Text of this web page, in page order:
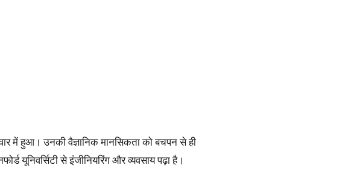
में हुआ। उनकी वैज्ञानिक मानसिकता को बचपन से ही
यूनिवर्सिटी से इंजीनियरिंग और व्यवसाय पढ़ा है।